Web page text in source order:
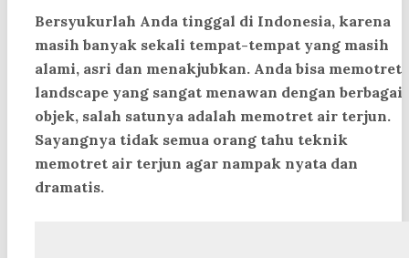
Bersyukurlah Anda tinggal di Indonesia, karena
masih banyak sekali tempat-tempat yang masih
alami, asri dan menakjubkan. Anda bisa memotret
landscape yang sangat menawan dengan berbagai
objek, salah satunya adalah memotret air terjun.
Sayangnya tidak semua orang tahu teknik
memotret air terjun agar nampak nyata dan
dramatis.